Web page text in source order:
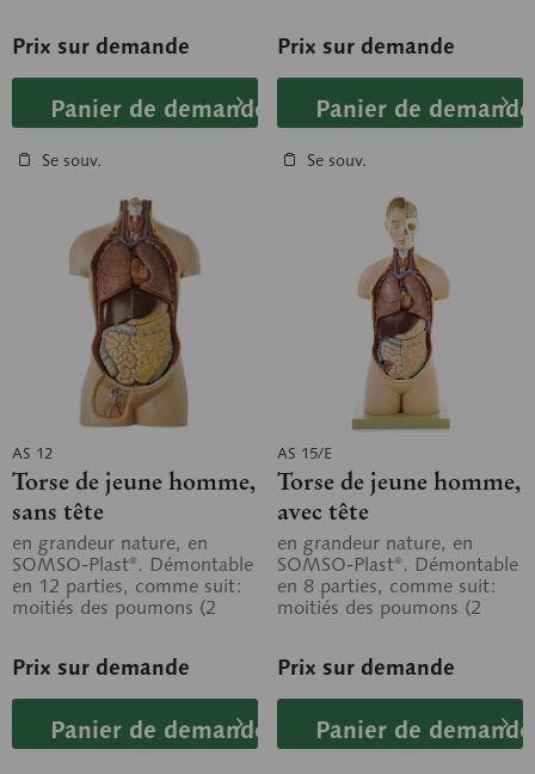
Prix sur demande
Panier de demande
Se souv.
Prix sur demande
Panier de demande
Se souv.
AS 12
Torse de jeune homme,
sans tête
en grandeur nature, en
SOMSO-Plast®. Démontable
en 12 parties, comme suit:
moitiés des poumons (2
Prix sur demande
Panier de demande
AS 15/E
Torse de jeune homme,
avec tête
en grandeur nature, en
SOMSO-Plast®. Démontable
en 8 parties, comme suit:
moitiés des poumons (2
Prix sur demande
Panier de demande